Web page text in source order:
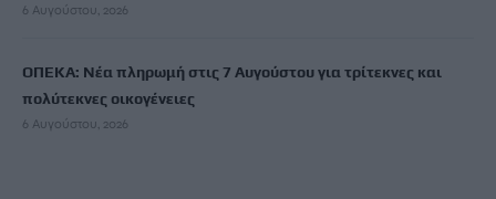
6 Αυγούστου, 2026
ΟΠΕΚΑ: Νέα πληρωμή στις 7 Αυγούστου για τρίτεκνες και
πολύτεκνες οικογένειες
6 Αυγούστου, 2026